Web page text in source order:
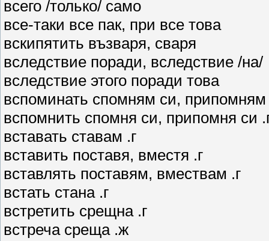
всего /только/ само
все-таки все пак, при все това
вскипятить възваря, сваря
вследствие поради, вследствие /на/
вследствие этого поради това
вспоминать спомням си, припомням
вспомнить спомня си, припомня си
вставать ставам .г
вставить поставя, вместя .г
вставлять поставям, вмествам .г
встать стана .г
встретить срещна .г
встреча среща .ж